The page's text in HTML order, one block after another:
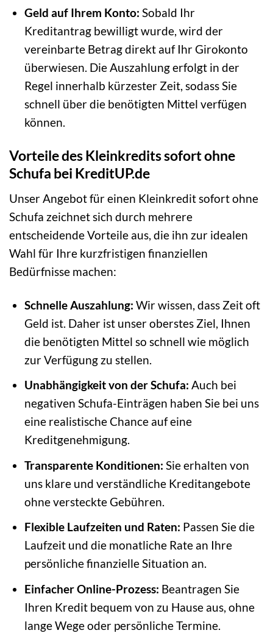
Geld auf Ihrem Konto: Sobald Ihr
Kreditantrag bewilligt wurde, wird der
vereinbarte Betrag direkt auf Ihr Girokonto
überwiesen. Die Auszahlung erfolgt in der
Regel innerhalb kürzester Zeit, sodass Sie
schnell über die benötigten Mittel verfügen
können.
Vorteile des Kleinkredits sofort ohne
Schufa bei KreditUP.de
Unser Angebot für einen Kleinkredit sofort ohne
Schufa zeichnet sich durch mehrere
entscheidende Vorteile aus, die ihn zur idealen
Wahl für Ihre kurzfristigen finanziellen
Bedürfnisse machen:
Schnelle Auszahlung: Wir wissen, dass Zeit oft
Geld ist. Daher ist unser oberstes Ziel, Ihnen
die benötigten Mittel so schnell wie möglich
zur Verfügung zu stellen.
Unabhängigkeit von der Schufa: Auch bei
negativen Schufa-Einträgen haben Sie bei uns
eine realistische Chance auf eine
Kreditgenehmigung.
Transparente Konditionen: Sie erhalten von
uns klare und verständliche Kreditangebote
ohne versteckte Gebühren.
Flexible Laufzeiten und Raten: Passen Sie die
Laufzeit und die monatliche Rate an Ihre
persönliche finanzielle Situation an.
Einfacher Online-Prozess: Beantragen Sie
Ihren Kredit bequem von zu Hause aus, ohne
lange Wege oder persönliche Termine.